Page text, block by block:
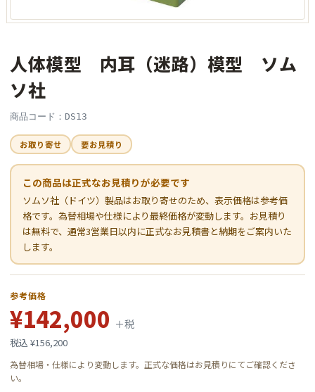
人体模型 内耳（迷路）模型 ソム
ソ社
商品コード：DS13
お取り寄せ 要お見積り
この商品は正式なお見積りが必要です
ソムソ社（ドイツ）製品はお取り寄せのため、表示価格は参考価
格です。為替相場や仕様により最終価格が変動します。お見積り
は無料で、通常3営業日以内に正式なお見積書と納期をご案内いた
します。
参考価格
¥142,000 ＋税
税込 ¥156,200
為替相場・仕様により変動します。正式な価格はお見積りにてご確認くださ
い。